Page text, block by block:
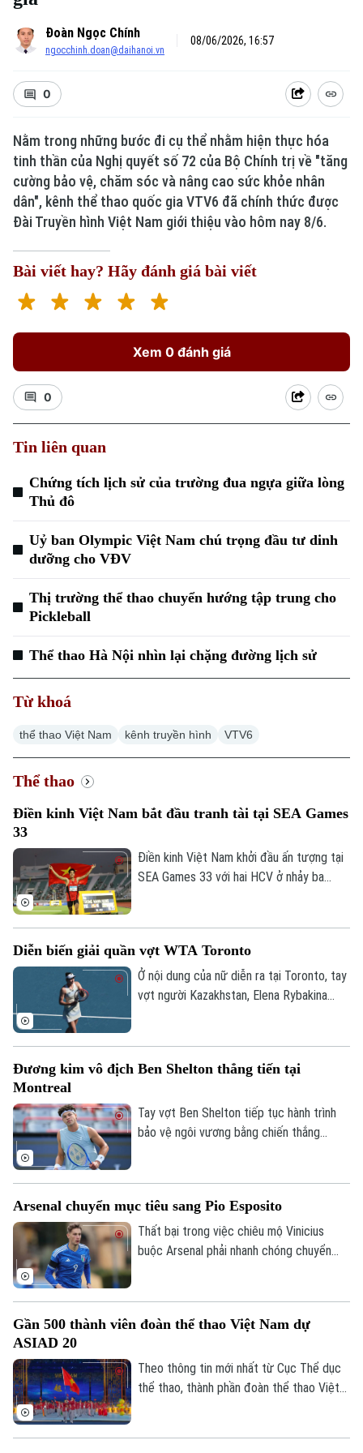
Xu hướng
Chuyên mục
Thời sự
Hà Nội
Chính trị
Xã hội
Hà Nội
Nhịp sống Hà Nội
Thế giới
Đoàn Ngọc Chính
ngocchinh.doan@daihanoi.vn
08/06/2026, 16:57
0
Nằm trong những bước đi cụ thể nhằm hiện thực hóa
tinh thần của Nghị quyết số 72 của Bộ Chính trị về "tăng
cường bảo vệ, chăm sóc và nâng cao sức khỏe nhân
dân", kênh thể thao quốc gia VTV6 đã chính thức được
Đài Truyền hình Việt Nam giới thiệu vào hôm nay 8/6.
Bài viết hay? Hãy đánh giá bài viết
Xem 0 đánh giá
0
Tin liên quan
Chứng tích lịch sử của trường đua ngựa giữa lòng
Thủ đô
Uỷ ban Olympic Việt Nam chú trọng đầu tư dinh
dưỡng cho VĐV
Thị trường thể thao chuyển hướng tập trung cho
Pickleball
Thể thao Hà Nội nhìn lại chặng đường lịch sử
Từ khoá
thể thao Việt Nam kênh truyền hình VTV6
Thể thao
Điền kinh Việt Nam bắt đầu tranh tài tại SEA Games
33
Điền kinh Việt Nam khởi đầu ấn tượng tại
SEA Games 33 với hai HCV ở nhảy ba
Diễn biến giải quần vợt WTA Toronto
Ở nội dung của nữ diễn ra tại Toronto, tay
vợt người Kazakhstan, Elena Rybakina
tạo nên bất ngờ lớn khi đánh bại hạt giống
Đương kim vô địch Ben Shelton thẳng tiến tại
Montreal
Tay vợt Ben Shelton tiếp tục hành trình
bảo vệ ngôi vương bằng chiến thắng
Arsenal chuyển mục tiêu sang Pio Esposito
Thất bại trong việc chiêu mộ Vinicius
buộc Arsenal phải nhanh chóng chuyển
cho chân sút đầy tiềm năng Pio Esposito,
Utd mùa hè năm nay.
Gần 500 thành viên đoàn thể thao Việt Nam dự
ASIAD 20
Theo thông tin mới nhất từ Cục Thể dục
thể thao, thành phần đoàn thể thao Việt